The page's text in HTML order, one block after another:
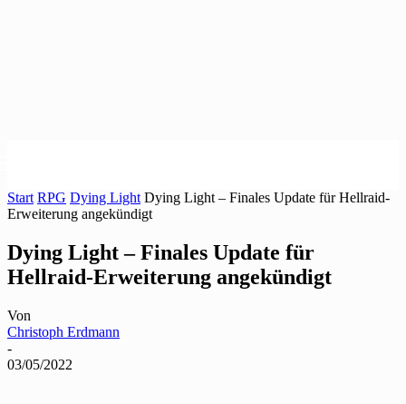
Start RPG Dying Light Dying Light – Finales Update für Hellraid-
Erweiterung angekündigt
Dying Light – Finales Update für
Hellraid-Erweiterung angekündigt
Von
Christoph Erdmann
-
03/05/2022